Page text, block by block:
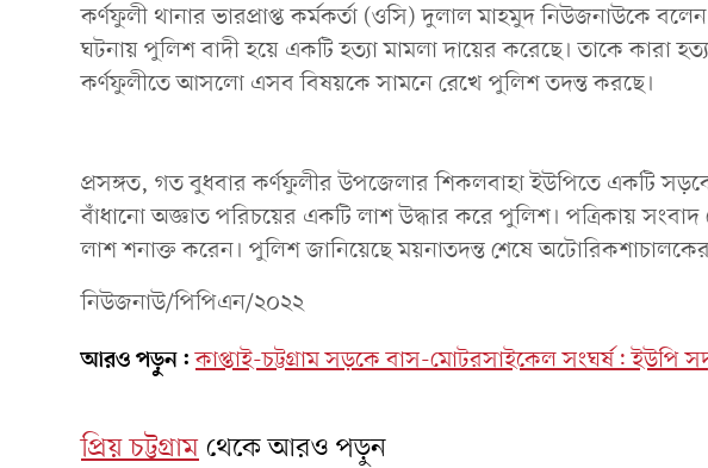
কর্ণফুলী থানার ভারপ্রাপ্ত কর্মকর্তা (ওসি) দুলাল মাহমুদ নিউজনাউকে
ঘটনায় পুলিশ বাদী হয়ে একটি হত্যা মামলা দায়ের করেছে। তাকে কারা
কর্ণফুলীতে আসলো এসব বিষয়কে সামনে রেখে পুলিশ তদন্ত করছে।
প্রসঙ্গত, গত বুধবার কর্ণফুলীর উপজেলার শিকলবাহা ইউপিতে একটি
বাঁধানো অজ্ঞাত পরিচয়ের একটি লাশ উদ্ধার করে পুলিশ। পত্রিকায় সংবাদ
লাশ শনাক্ত করেন। পুলিশ জানিয়েছে ময়নাতদন্ত শেষে
নিউজনাউ/পিপিএন/২০২২
আরও পড়ুন: কাপ্তাই-চট্টগ্রাম সড়কে বাস-মোটরসাইকেল সংঘর্ষ: ইউপি
প্রিয় চট্টগ্রামথেকে আরও পড়ুন